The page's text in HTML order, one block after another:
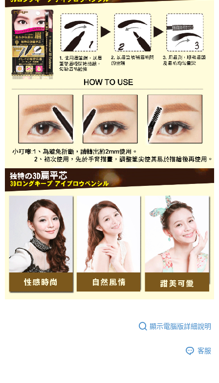
顯示電腦版詳細說明
客服